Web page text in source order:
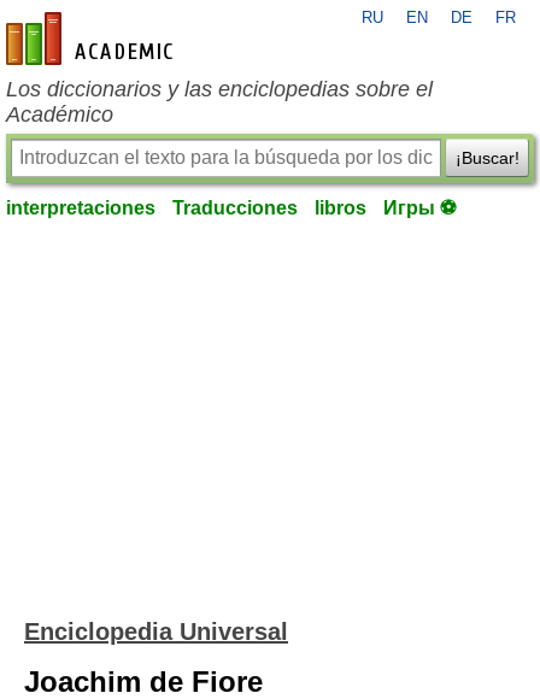
es-academic.com
RU EN DE FR
Los diccionarios y las enciclopedias sobre el
Académico
¡Buscar!
interpretaciones Traducciones libros Игры ⚽
Enciclopedia Universal
Joachim de Fiore